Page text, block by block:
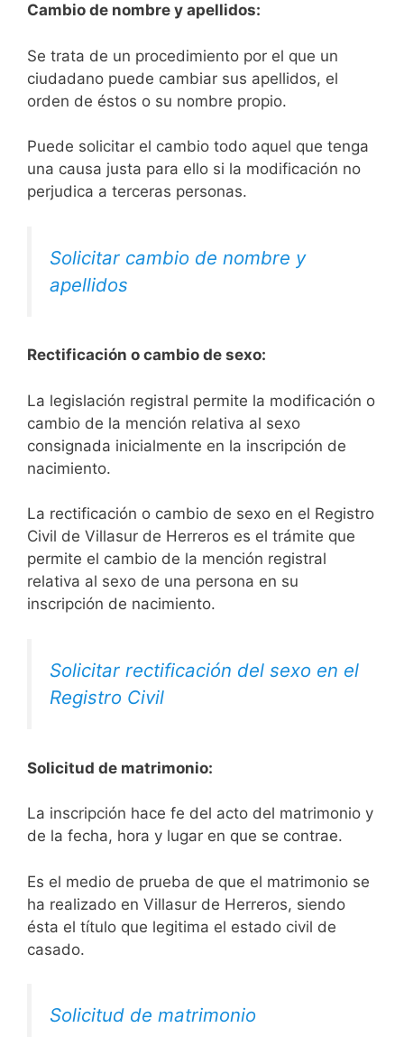
Cambio de nombre y apellidos:
Se trata de un procedimiento por el que un
ciudadano puede cambiar sus apellidos, el
orden de éstos o su nombre propio.
Puede solicitar el cambio todo aquel que tenga
una causa justa para ello si la modificación no
perjudica a terceras personas.
Solicitar cambio de nombre y
apellidos
Rectificación o cambio de sexo:
La legislación registral permite la modificación o
cambio de la mención relativa al sexo
consignada inicialmente en la inscripción de
nacimiento.
La rectificación o cambio de sexo en el Registro
Civil de Villasur de Herreros es el trámite que
permite el cambio de la mención registral
relativa al sexo de una persona en su
inscripción de nacimiento.
Solicitar rectificación del sexo en el
Registro Civil
Solicitud de matrimonio:
La inscripción hace fe del acto del matrimonio y
de la fecha, hora y lugar en que se contrae.
Es el medio de prueba de que el matrimonio se
ha realizado en Villasur de Herreros, siendo
ésta el título que legitima el estado civil de
casado.
Solicitud de matrimonio